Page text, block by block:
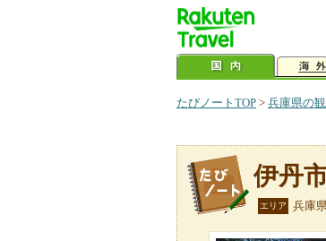
たびノートTOP > 兵庫県の
伊丹
エリア 兵庫